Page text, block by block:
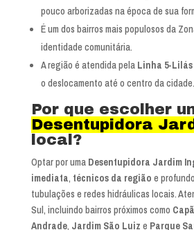
pouco arborizadas na época de sua
É um dos bairros mais populosos da
identidade comunitária.
A região é atendida pela Linha 5-
o deslocamento até o centro da cidade.
Por que escolher
Desentupidora
local?
Optar por uma Desentupidora Jardim
imediata, técnicos da região e
tubulações e redes hidráulicas locais.
Sul, incluindo bairros próximos como
Andrade, Jardim São Luiz e Parque